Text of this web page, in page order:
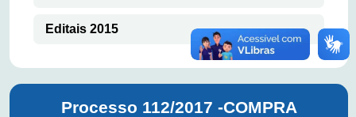
Editais 2015
Processo 112/2017 -COMPRA